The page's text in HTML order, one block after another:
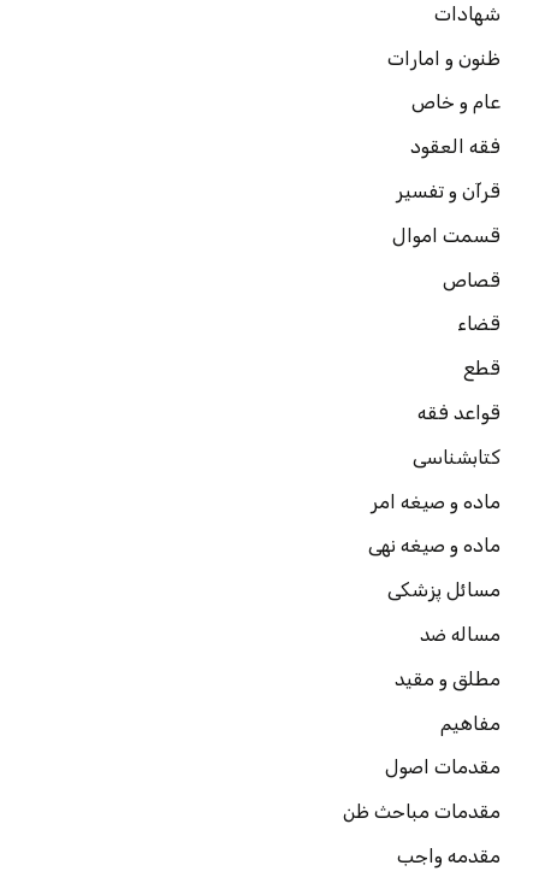
شهادات
ظنون و امارات
عام و خاص
فقه العقود
قرآن و تفسیر
قسمت اموال
قصاص
قضاء
قطع
قواعد فقه
کتابشناسی
ماده و صیغه امر
ماده و صیغه نهی
مسائل پزشکی
مساله ضد
مطلق و مقید
مفاهیم
مقدمات اصول
مقدمات مباحث ظن
مقدمه واجب